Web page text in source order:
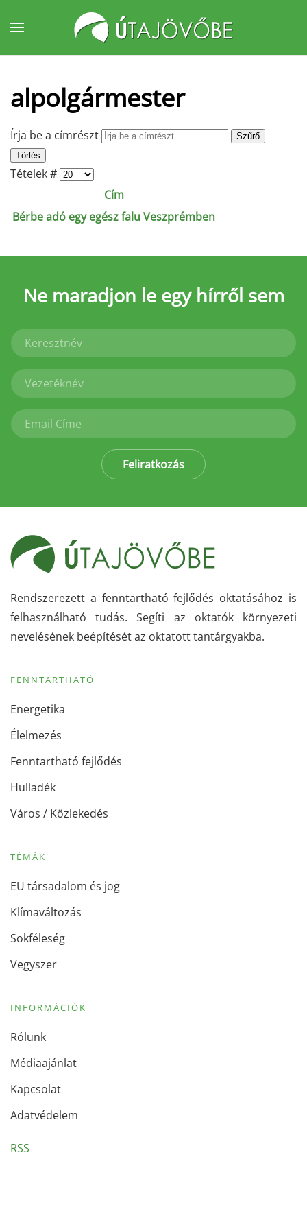
Fő tartalom átugrása
alpolgármester
Írja be a címrészt
Szűrő
Törlés
Tételek #
Cím
Bérbe adó egy egész falu Veszprémben
Ne maradjon le egy hírről sem
Feliratkozás
Rendszerezett a fenntartható fejlődés oktatásához is
felhasználható tudás. Segíti az oktatók környezeti
nevelésének beépítését az oktatott tantárgyakba.
FENNTARTHATÓ
Energetika
Élelmezés
Fenntartható fejlődés
Hulladék
Város / Közlekedés
TÉMÁK
EU társadalom és jog
Klímaváltozás
Sokféleség
Vegyszer
INFORMÁCIÓK
Rólunk
Médiaajánlat
Kapcsolat
Adatvédelem
RSS